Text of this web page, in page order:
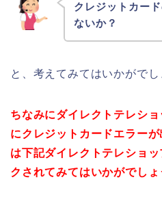
クレジットカー
ないか？
と、考えてみてはいかがでし
ちなみにダイレクトテレシ
にクレジットカードエラー
は下記ダイレクトテレショ
クされてみてはいかがでしょ